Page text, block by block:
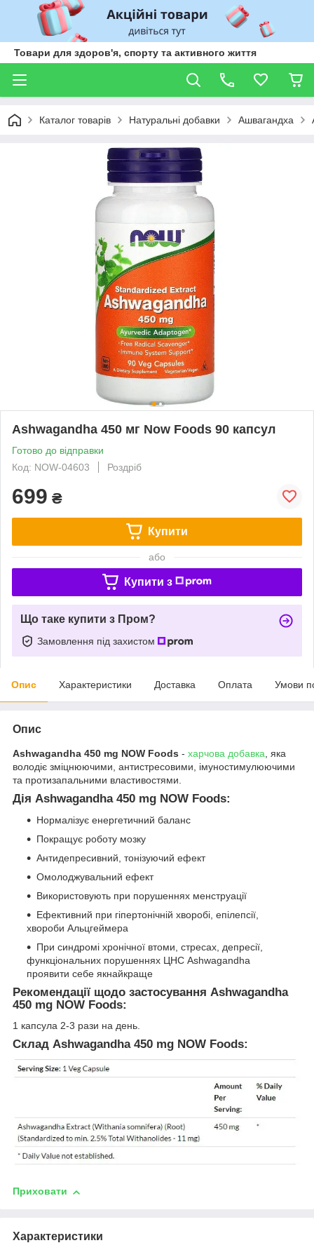
Товари для здоров'я, спорту та активного життя
Каталог товарів Натуральні добавки Ашвагандха
Ashwagandha 450 мг Now Foods 90 капсул
Готово до відправки
Код: NOW-04603
Роздріб
699 ₴
Купити
або
Купити з
Що таке купити з Пром?
Замовлення під захистом
Опис Характеристики Доставка Оплата Умови
Опис
Ashwagandha 450 mg NOW Foods - харчова добавка , яка
володіє зміцнюючими, антистресовими, імуностимулюючими
та протизапальними властивостями.
Дія Ashwagandha 450 mg NOW Foods:
Нормалізує енергетичний баланс
Покращує роботу мозку
Антидепресивний, тонізуючий ефект
Омолоджувальний ефект
Використовують при порушеннях менструації
Ефективний при гіпертонічній хворобі, епілепсії,
хвороби Альцгеймера
При синдромі хронічної втоми, стресах, депресії,
функціональних порушеннях ЦНС Ashwagandha
проявити себе якнайкраще
Рекомендації щодо застосування Ashwagandha
450 mg NOW Foods:
1 капсула 2-3 рази на день.
Склад Ashwagandha 450 mg NOW Foods:
Приховати
Характеристики